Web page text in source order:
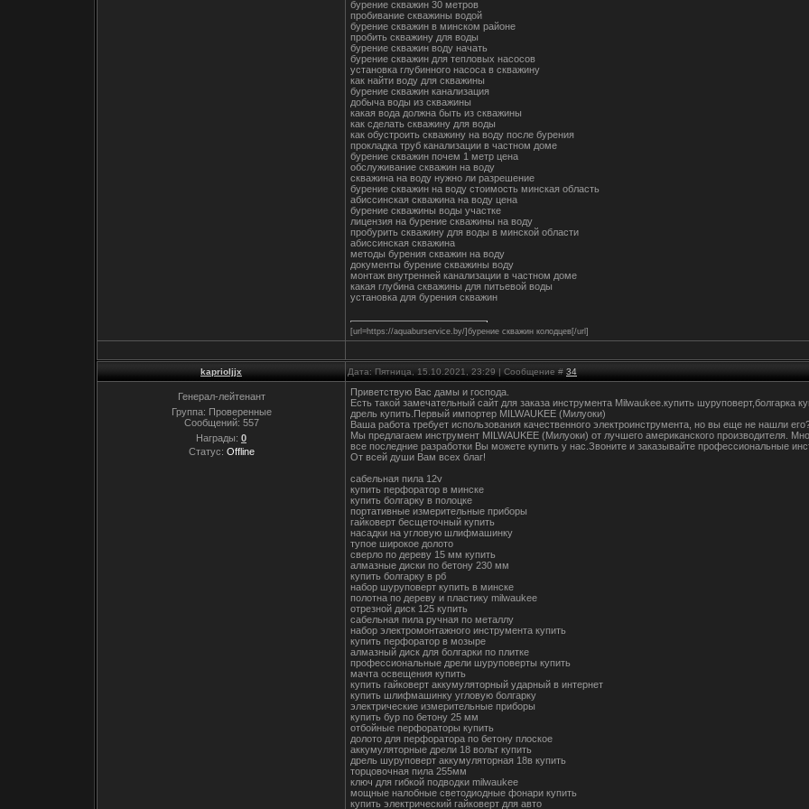
бурение скважин 30 метров
пробивание скважины водой
бурение скважин в минском районе
пробить скважину для воды
бурение скважин воду начать
бурение скважин для тепловых насосов
установка глубинного насоса в скважину
как найти воду для скважины
бурение скважин канализация
добыча воды из скважины
какая вода должна быть из скважины
как сделать скважину для воды
как обустроить скважину на воду после бурения
прокладка труб канализации в частном доме
бурение скважин почем 1 метр цена
обслуживание скважин на воду
скважина на воду нужно ли разрешение
бурение скважин на воду стоимость минская область
абиссинская скважина на воду цена
бурение скважины воды участке
лицензия на бурение скважины на воду
пробурить скважину для воды в минской области
абиссинская скважина
методы бурения скважин на воду
документы бурение скважины воду
монтаж внутренней канализации в частном доме
какая глубина скважины для питьевой воды
установка для бурения скважин
[url=https://aquaburservice.by/]бурение скважин колодцев[/url]
kaprioljjx Дата: Пятница, 15.10.2021, 23:29 | Сообщение # 34
Генерал-лейтенант
Группа: Проверенные
Сообщений: 557
Награды: 0
Статус: Offline
Приветствую Вас дамы и господа.
Есть такой замечательный сайт для заказа инструмента Milwaukee.купить шуруповерт,болгарка
дрель купить.Первый импортер MILWAUKEE (Милуоки)
Ваша работа требует использования качественного электроинструмента, но вы еще не нашли
Мы предлагаем инструмент MILWAUKEE (Милуоки) от лучшего американского производителя.
все последние разработки Вы можете купить у нас.Звоните и заказывайте профессиональные
От всей души Вам всех благ!
сабельная пила 12v
купить перфоратор в минске
купить болгарку в полоцке
портативные измерительные приборы
гайковерт бесщеточный купить
насадки на угловую шлифмашинку
тупое широкое долото
сверло по дереву 15 мм купить
алмазные диски по бетону 230 мм
купить болгарку в рб
набор шуруповерт купить в минске
полотна по дереву и пластику milwaukee
отрезной диск 125 купить
сабельная пила ручная по металлу
набор электромонтажного инструмента купить
купить перфоратор в мозыре
алмазный диск для болгарки по плитке
профессиональные дрели шуруповерты купить
мачта освещения купить
купить гайковерт аккумуляторный ударный в интернет
купить шлифмашинку угловую болгарку
электрические измерительные приборы
купить бур по бетону 25 мм
отбойные перфораторы купить
долото для перфоратора по бетону плоское
аккумуляторные дрели 18 вольт купить
дрель шуруповерт аккумуляторная 18в купить
торцовочная пила 255мм
ключ для гибкой подводки milwaukee
мощные налобные светодиодные фонари купить
купить электрический гайковерт для авто